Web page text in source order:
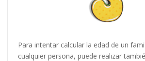
Para intentar calcular la edad de un
cualquier persona, puede realizar